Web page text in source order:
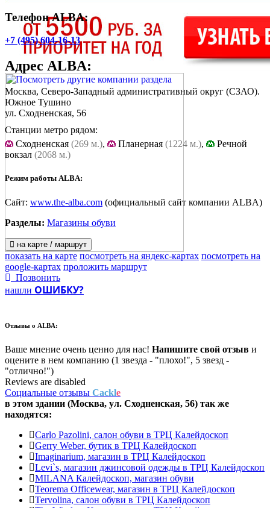
Телефон ALBA:
+7 (495) 604-16-13
Адрес ALBA:
Москва, Северо-Западный административный округ (СЗАО).
Южное Тушино
ул. Сходненская, 56
Станции метро рядом:
Cходненская (269 м.), Планерная (1224 м.),
Речной
вокзал (2068 м.)
Режим работы ALBA:
Сайт: www.the-alba.com (официальный сайт компании ALBA)
Разделы: Магазины обуви
на карте / маршрут
показать на карте посмотреть на яндекс-картах посмотреть на
google-картах проложить маршрут
Позвонить
нашли ОШИБКУ?
Отзывы о ALBA:
Ваше мнение очень ценно для нас! Напишите свой отзыв и
оцените в нем компанию (1 звезда - "плохо!", 5 звезд -
"отлично!")
Reviews are disabled
Социальные отзывы Cackle
в этом здании (Москва, ул. Сходненская, 56) так же
находятся:
Carlo Pazolini, салон обуви в ТРЦ Калейдоскоп
Gerry Weber, бутик в ТРЦ Калейдоскоп
Imaginarium, магазин в ТРЦ Калейдоскоп
Levi`s, магазин джинсовой одежды в ТРЦ Калейдоскоп
MILANA Калейдоскоп, магазин обуви
Teorema Officewear, магазин в ТРЦ Калейдоскоп
Tervolina, салон обуви в ТРЦ Калейдоскоп